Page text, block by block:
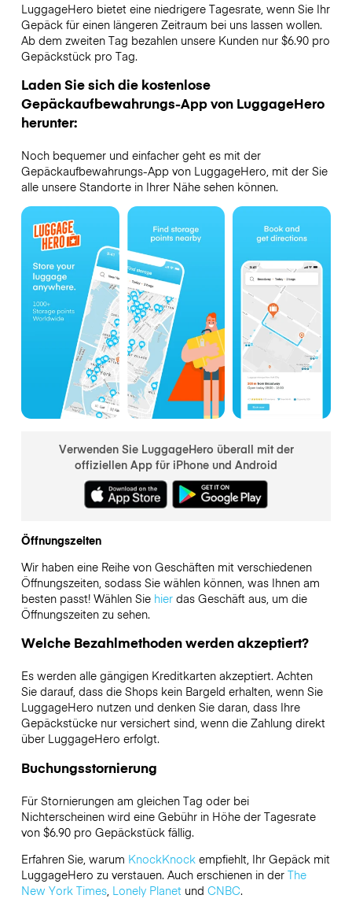
LuggageHero bietet eine niedrigere Tagesrate, wenn Sie Ihr
Gepäck für einen längeren Zeitraum bei uns lassen wollen.
Ab dem zweiten Tag bezahlen unsere Kunden nur $6.90 pro
Gepäckstück pro Tag.
Laden Sie sich die kostenlose
Gepäckaufbewahrungs-App von LuggageHero
herunter:
Noch bequemer und einfacher geht es mit der
Gepäckaufbewahrungs-App von LuggageHero, mit der Sie
alle unsere Standorte in Ihrer Nähe sehen können.
Verwenden Sie LuggageHero überall mit der
offiziellen App für iPhone und Android
Öffnungszeiten
Wir haben eine Reihe von Geschäften mit verschiedenen
Öffnungszeiten, sodass Sie wählen können, was Ihnen am
besten passt! Wählen Sie hierdas Geschäft aus, um die
Öffnungszeiten zu sehen.
Welche Bezahlmethoden werden akzeptiert?
Es werden alle gängigen Kreditkarten akzeptiert. Achten
Sie darauf, dass die Shops kein Bargeld erhalten, wenn Sie
LuggageHero nutzen und denken Sie daran, dass Ihre
Gepäckstücke nur versichert sind, wenn die Zahlung direkt
über LuggageHero erfolgt.
Buchungsstornierung
Für Stornierungen am gleichen Tag oder bei
Nichterscheinen wird eine Gebühr in Höhe der Tagesrate
von $6.90 pro Gepäckstück fällig.
Erfahren Sie, warum KnockKnockempfiehlt, Ihr Gepäck mit
LuggageHero zu verstauen. Auch erschienen in der The
New York Times, Lonely Planetund CNBC.